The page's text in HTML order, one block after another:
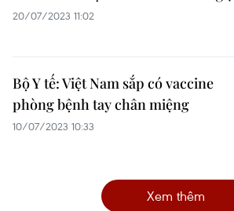
20/07/2023 11:02
Bộ Y tế: Việt Nam sắp có vaccine
phòng bệnh tay chân miệng
10/07/2023 10:33
Xem thêm